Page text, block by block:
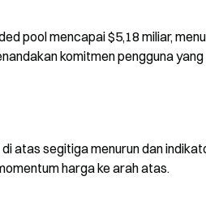
pool mencapai $5,18 miliar,
komitmen pengguna yang
atas segitiga menurun dan
harga ke arah atas.